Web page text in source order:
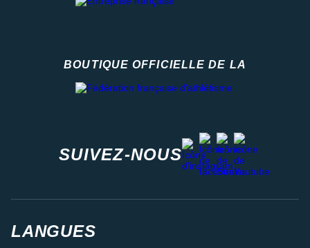
BOUTIQUE OFFICIELLE DE LA
SUIVEZ-NOUS
instagram
facebook
stravayoutube
LANGUES